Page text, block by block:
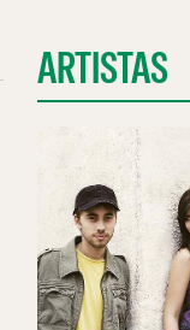
ARTISTAS